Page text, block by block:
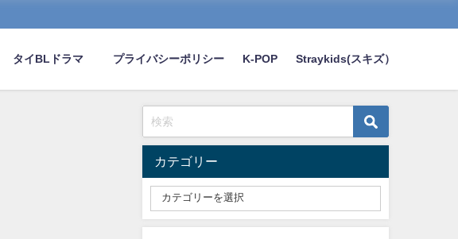
タイBLドラマ プライバシーポリシー K-POP Straykids(スキズ）
カテゴリー